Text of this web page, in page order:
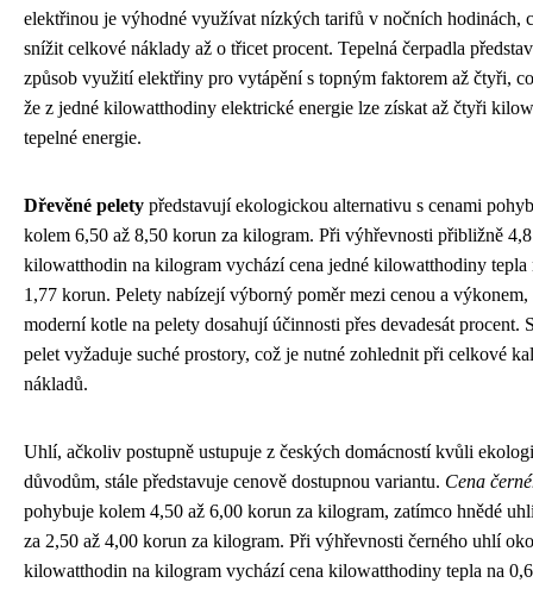
elektřinou je výhodné využívat nízkých tarifů v nočních hodinách,
snížit celkové náklady až o třicet procent. Tepelná čerpadla
způsob využití elektřiny pro vytápění s topným faktorem až čtyři,
že z jedné kilowatthodiny elektrické energie lze získat až čtyři
tepelné energie.
Dřevěné pelety představují ekologickou alternativu s cenami
kolem 6,50 až 8,50 korun za kilogram. Při výhřevnosti přibližně 4,8
kilowatthodin na kilogram vychází cena jedné kilowatthodiny tepla
1,77 korun. Pelety nabízejí výborný poměr mezi cenou a výkonem,
moderní kotle na pelety dosahují účinnosti přes devadesát procent.
pelet vyžaduje suché prostory, což je nutné zohlednit při celkové
nákladů.
Uhlí, ačkoliv postupně ustupuje z českých domácností kvůli
důvodům, stále představuje cenově dostupnou variantu. Cena
pohybuje kolem 4,50 až 6,00 korun za kilogram, zatímco hnědé
za 2,50 až 4,00 korun za kilogram. Při výhřevnosti černého uhlí
kilowatthodin na kilogram vychází cena kilowatthodiny tepla na